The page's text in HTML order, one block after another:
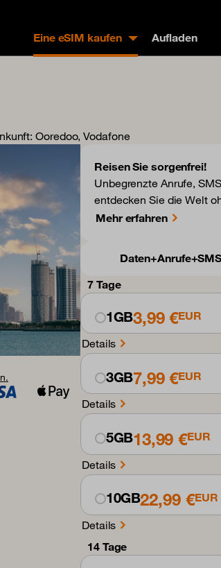
Eine eSIM kaufen Aufladen
: Ooredoo, Vodafone
Reisen Sie sorgenfrei!
Unbegrenzte Anrufe,
entdecken Sie die Welt
Mehr erfahren
Daten+Anrufe+SMS
7 Tage
1GB3,99 €EUR
Details
3GB7,99 €EUR
Details
5GB13,99 €EUR
Details
10GB22,99 €EUR
Details
14 Tage